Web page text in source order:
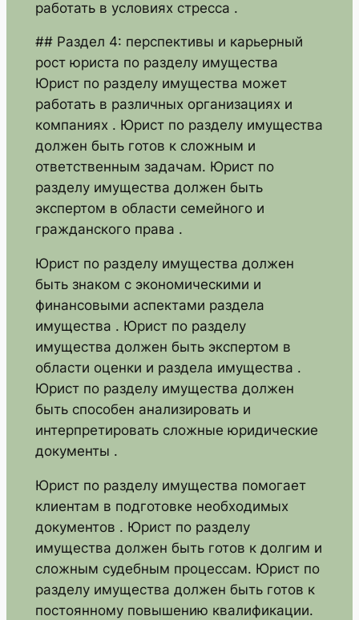
работать в условиях стресса .
## Раздел 4: перспективы и карьерный
рост юриста по разделу имущества
Юрист по разделу имущества может
работать в различных организациях и
компаниях . Юрист по разделу имущества
должен быть готов к сложным и
ответственным задачам. Юрист по
разделу имущества должен быть
экспертом в области семейного и
гражданского права .
Юрист по разделу имущества должен
быть знаком с экономическими и
финансовыми аспектами раздела
имущества . Юрист по разделу
имущества должен быть экспертом в
области оценки и раздела имущества .
Юрист по разделу имущества должен
быть способен анализировать и
интерпретировать сложные юридические
документы .
Юрист по разделу имущества помогает
клиентам в подготовке необходимых
документов . Юрист по разделу
имущества должен быть готов к долгим и
сложным судебным процессам. Юрист по
разделу имущества должен быть готов к
постоянному повышению квалификации.